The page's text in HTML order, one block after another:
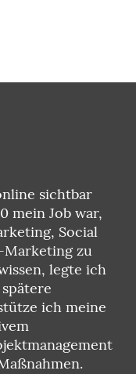
sichtbar
mein Job war,
Social
zu
legte ich
ich meine